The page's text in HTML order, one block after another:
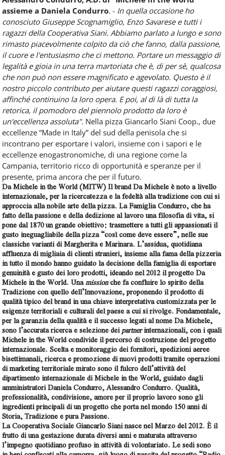
assieme a Daniela Condurro. - In quella occasione ho
conosciuto Giuseppe Scognamiglio, Enzo Savarese e tutti i
ragazzi della Cooperativa Siani. Abbiamo parlato a lungo e sono
rimasto piacevolmente colpito da ciò che fanno, dalla passione,
il cuore e l'entusiasmo che ci mettono. Portare un messaggio di
legalità e gioia in una terra martoriata che è, di per sè, qualcosa
che non può non essere magnificato e agevolato. Questo è il
nostro piccolo contributo per aiutare questi ragazzi coraggiosi,
affinché continuino la loro opera. E poi, al di là di tutta la
retorica, il pomodoro del piennolo prodotto da loro è
un'eccellenza assoluta". Nella pizza Giancarlo Siani Coop., due
eccellenze “Made in Italy” del sud della penisola che si
incontrano per esportare i valori, insieme con i sapori e le
eccellenze enogastronomiche, di una regione come la
Campania, territorio ricco di opportunità e speranze per il
presente, prima ancora che per il futuro.
Da Michele in the World (MITW)Il brandDa Micheleè noto a livello
internazionale, per la ricercatezza e la fedeltà alla tradizione con cui si
approccia alla nobile arte della pizza. La Famiglia Condurro, che ha
fatto della passione e della dedizione al lavoro una filosofia di vita, si
pone dal 1870 un grande obiettivo: trasmettere a tutti gli appassionati il
gusto ineguagliabile della pizza “così come deve essere”, nelle sue
classiche varianti di Margherita e Marinara. L’assidua, quotidiana
affluenza di migliaia di clienti stranieri, insieme alla fama della pizzeria
in tutto il mondo hanno guidato la decisione della famiglia di esportare
genuinità e gusto dei loro prodotti, ideando nel 2012 ilprogetto Da
Michele in the World. Unamissionche fa confluire lo spirito della
Tradizione con quello dell’Innovazione, proponendo il prodotto di
qualità tipico del brand in una chiave interpretativa customizzata per le
esigenze territoriali e culturali del paese a cui si rivolge. Fondamentale,
per lagaranzia della qualità e il successo legati al nome Da Michele,
sono l’accurata ricerca e selezione deipartnerinternazionali, con i quali
Michele in the World condivide il percorso di costruzione del progetto
internazionale. Scelta e monitoraggio dei fornitori, spedizioni aeree
bisettimanali, ricerca e promozione di nuovi prodotti tramite operazioni
dimarketingterritoriale mirato sono il fulcro dell’attività del
dipartimento internazionale di Michele in the World, guidato dagli
amministratoriDaniela Condurro, Alessandro Condurro.Qualità,
professionalità, condivisione, amore per il proprio lavoro sono gli
ingredienti principali di un progetto che porta nel mondo 150 anni di
Storia, Tradizione e pura Passione.
LaCooperativa Sociale Giancarlo Sianinasce nel Marzo del 2012. È il
frutto di una gestazione durata diversi anni e maturata attraverso
l’impegno quotidiano profuso in attività di volontariato. Le sedi sono